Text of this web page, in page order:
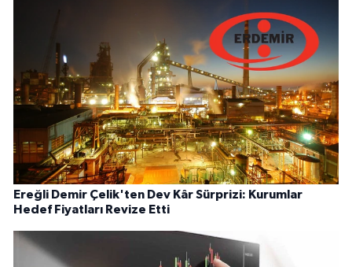
Ereğli Demir Çelik'ten Dev Kâr Sürprizi: Kurumlar
Hedef Fiyatları Revize Etti